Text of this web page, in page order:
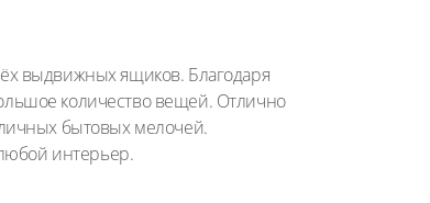
выдвижных ящиков. Благодаря
количество вещей. Отлично
бытовых мелочей.
интерьер.